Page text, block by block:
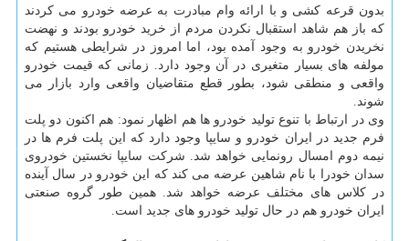
بدون قرعه کشی و با ارائه وام مبادرت به عرضه خودرو می کردند
که باز هم شاهد استقبال نکردن مردم از خرید خودرو بودند و نهضت
نخریدن خودرو به وجود آمده بود، اما امروز در شرایطی هستیم که
مولفه های بسیار متغیری در آن وجود دارد. زمانی که قیمت خودرو
واقعی و منطقی شود، بطور قطع متقاضیان واقعی وارد بازار می
شوند.
وی در ارتباط با تنوع تولید خودرو ها هم اظهار نمود: هم اکنون دو پلت
فرم جدید در ایران خودرو و سایپا وجود دارد که این پلت فرم ها در
نیمه دوم امسال رونمایی خواهد شد. شرکت سایپا نخستین خودروی
سدان خودرا با نام شاهین عرضه می کند که این خودرو در سال آینده
در کلاس های مختلف عرضه خواهد شد. همین طور گروه صنعتی
ایران خودرو هم در حال تولید خودرو های جدید است.